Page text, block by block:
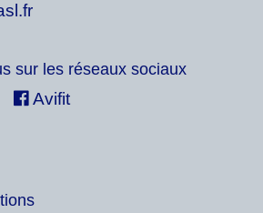
sur les réseaux sociaux
Avifit